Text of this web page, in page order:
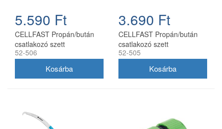
5.590 Ft
CELLFAST Propán/bután
csatlakozó szett
nyomásmérővel
52-506
3.690 Ft
CELLFAST Propán/bután
csatlakozó szett
52-505